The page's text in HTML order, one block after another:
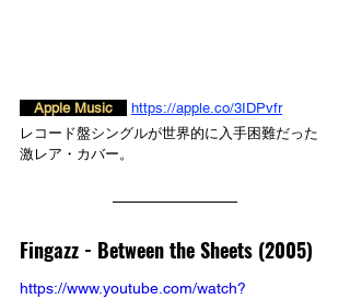
Apple Music
https://apple.co/3IDPvfr
レコード盤シングルが世界的に入手困難だった
激レア・カバー。
Fingazz - Between the Sheets (2005)
https://www.youtube.com/watch?